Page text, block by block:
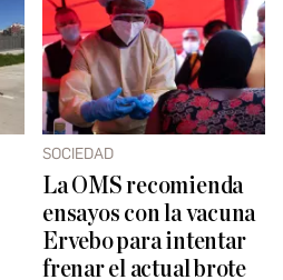
SOCIEDAD
La OMS recomienda
ensayos con la vacuna
Ervebo para intentar
frenar el actual brote